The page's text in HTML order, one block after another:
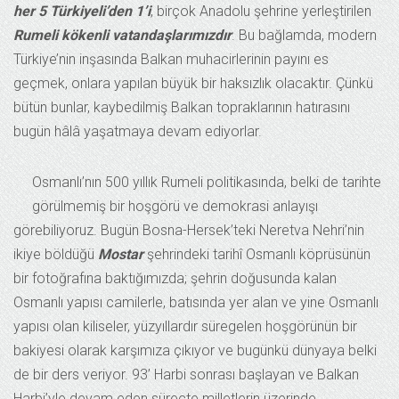
her 5 Türkiyeli’den 1’i, birçok Anadolu şehrine yerleştirilen
Rumeli kökenli vatandaşlarımızdır. Bu bağlamda, modern
Türkiye’nin inşasında Balkan muhacirlerinin payını es
geçmek, onlara yapılan büyük bir haksızlık olacaktır. Çünkü
bütün bunlar, kaybedilmiş Balkan topraklarının hatırasını
bugün hâlâ yaşatmaya devam ediyorlar.
Osmanlı’nın 500 yıllık Rumeli politikasında, belki de tarihte
görülmemiş bir hoşgörü ve demokrasi anlayışı
görebiliyoruz. Bugün Bosna-Hersek’teki Neretva Nehri’nin
ikiye böldüğü Mostarşehrindeki tarihî Osmanlı köprüsünün
bir fotoğrafına baktığımızda; şehrin doğusunda kalan
Osmanlı yapısı camilerle, batısında yer alan ve yine Osmanlı
yapısı olan kiliseler, yüzyıllardır süregelen hoşgörünün bir
bakiyesi olarak karşımıza çıkıyor ve bugünkü dünyaya belki
de bir ders veriyor. 93’ Harbi sonrası başlayan ve Balkan